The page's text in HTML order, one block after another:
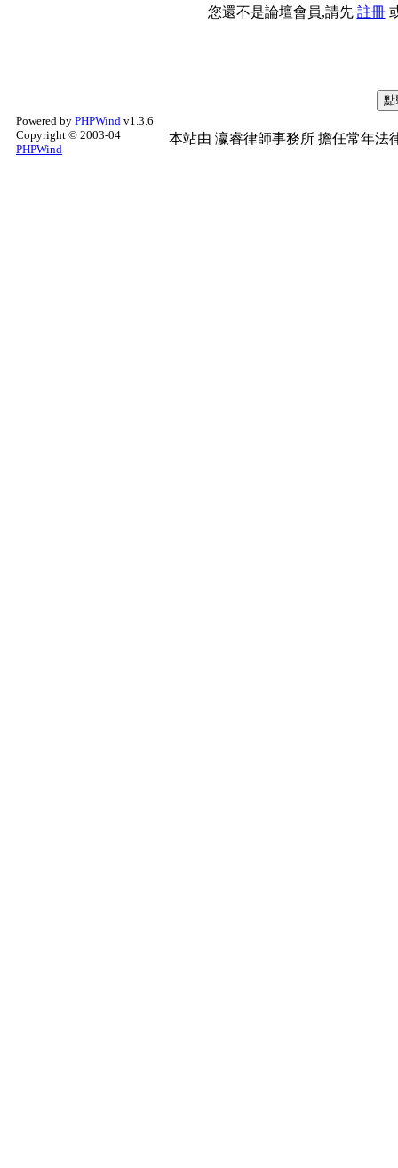
您還不是論壇會員,請先 註冊
Powered by PHPWind v1.3.6
Copyright © 2003-04
PHPWind
本站由 瀛睿律師事務所 擔任常年法